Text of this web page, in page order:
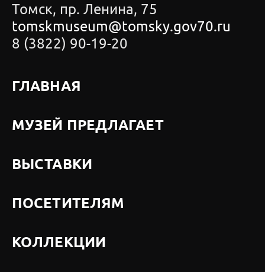
Томск, пр. Ленина, 75
tomskmuseum@tomsky.gov70.ru
8 (3822) 90-19-20
ГЛАВНАЯ
МУЗЕЙ ПРЕДЛАГАЕТ
ВЫСТАВКИ
ПОСЕТИТЕЛЯМ
КОЛЛЕКЦИИ